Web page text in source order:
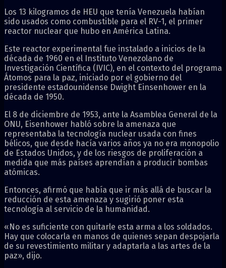
Los 13 kilogramos de HEU que tenía Venezuela habían
sido usados como combustible para el RV-1, el primer
reactor nuclear que hubo en América Latina.
Este reactor experimental fue instalado a inicios de la
década de 1960 en el Instituto Venezolano de
Investigación Científica (IVIC), en el contexto del programa
Átomos para la paz, iniciado por el gobierno del
presidente estadounidense Dwight Einsenhower en la
década de 1950.
El 8 de diciembre de 1953, ante la Asamblea General de la
ONU, Eisenhower habló sobre la amenaza que
representaba la tecnología nuclear usada con fines
bélicos, que desde hacía varios años ya no era monopolio
de Estados Unidos, y de los riesgos de proliferación a
medida que más países aprendían a producir bombas
atómicas.
Entonces, afirmó que había que ir más allá de buscar la
reducción de esta amenaza y sugirió poner esta
tecnología al servicio de la humanidad.
«No es suficiente con quitarle esta arma a los soldados.
Hay que colocarla en manos de quienes sepan despojarla
de su revestimiento militar y adaptarla a las artes de la
paz», dijo.